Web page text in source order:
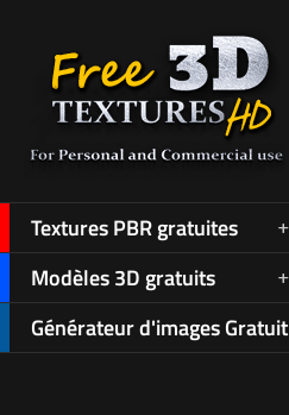
Textures PBR gratuites
Modèles 3D gratuits
Générateur d'images Gratuit